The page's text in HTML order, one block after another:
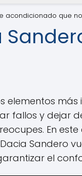
acondicionado que
elementos
fallos y dejar
En
Sandero
el